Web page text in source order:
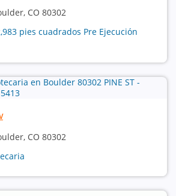
CO 80302
pies cuadrados Pre Ejecución
CO 80302